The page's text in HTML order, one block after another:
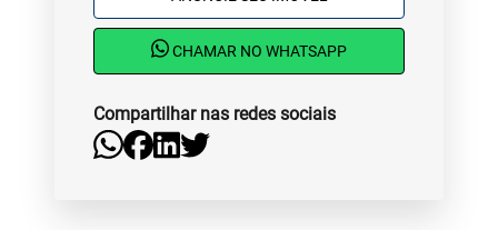
CHAMAR NO WHATSAPP
Compartilhar nas redes sociais